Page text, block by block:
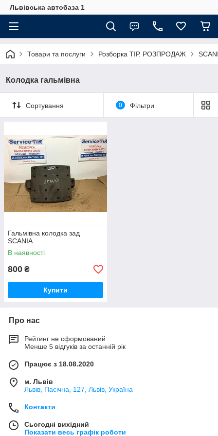
Львівська автобаза 1
Товари та послуги Розборка ТІР. РОЗПРОДАЖ
Колодка гальмівна
Сортування 0 Фільтри
Гальмівна колодка зад
SCANIA
В наявності
800 ₴
Купити
Про нас
Рейтинг не сформований
Менше 5 відгуків за останній рік
Працює з 18.08.2020
м. Львів
Львів, Пасічна, 127, Львів, Україна
Контакти
Сьогодні вихідний
Показати весь графік роботи